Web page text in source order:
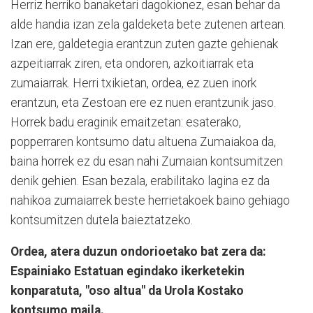
Herriz herriko banaketari dagokionez, esan behar da
alde handia izan zela galdeketa bete zutenen artean.
Izan ere, galdetegia erantzun zuten gazte gehienak
azpeitiarrak ziren, eta ondoren, azkoitiarrak eta
zumaiarrak. Herri txikietan, ordea, ez zuen inork
erantzun, eta Zestoan ere ez nuen erantzunik jaso.
Horrek badu eraginik emaitzetan: esaterako,
popperraren kontsumo datu altuena Zumaiakoa da,
baina horrek ez du esan nahi Zumaian kontsumitzen
denik gehien. Esan bezala, erabilitako lagina ez da
nahikoa zumaiarrek beste herrietakoek baino gehiago
kontsumitzen dutela baieztatzeko.
Ordea, atera duzun ondorioetako bat zera da:
Espainiako Estatuan egindako ikerketekin
konparatuta, "oso altua" da Urola Kostako